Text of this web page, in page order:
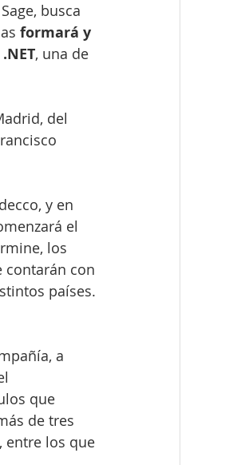
busca
formará y
, una de
del
y en
el
los
contarán con
países.
a
que
de tres
entre los que